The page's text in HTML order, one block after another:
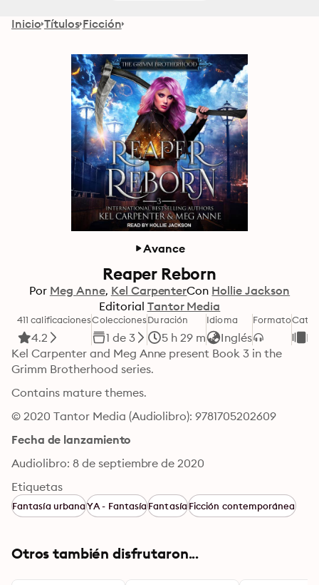
Inicio Títulos Ficción
Avance
Reaper Reborn
Por Meg Anne Kel CarpenterCon Hollie Jackson
Editorial Tantor Media
411 calificaciones
4.2
Colecciones
1 de 3
Duración
5 h 29 m
Idioma
Inglés
Formato
Kel Carpenter and Meg Anne present Book 3 in the
Grimm Brotherhood series.
Contains mature themes.
© 2020 Tantor Media (Audiolibro): 9781705202609
Fecha de lanzamiento
Audiolibro: 8 de septiembre de 2020
Etiquetas
Fantasía urbanaYA - FantasíaFantasíaFicción contemporánea
Otros también disfrutaron...